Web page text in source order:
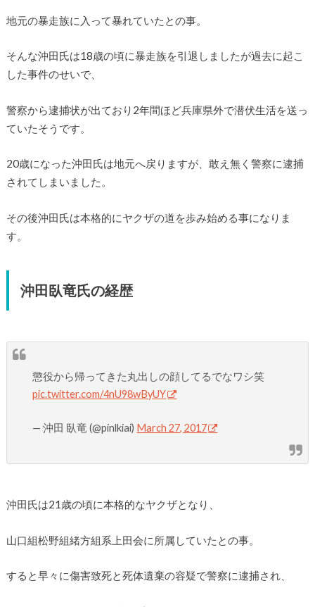
地元の暴走族に入って暴れていたとの事。
そんな沖田氏は18歳の頃に暴走族を引退しましたが過去に起こ
した事件のせいで、
警察から逮捕状が出ており2年間ほど兵庫県外で潜伏生活を送っ
ていたそうです。
20歳になった沖田氏は地元へ戻りますが、敢え無く警察に逮捕
されてしまいました。
その後沖田氏は本格的にヤクザの道を歩み始める事になりま
す。
沖田臥竜氏の経歴
懲役から帰ってきた丸出しの顔してるでなワシ笑
pic.twitter.com/4nU98wByUY
— 沖田 臥竜 (@pinlkiai) March 27, 2017
沖田氏は21歳の頃に本格的なヤクザとなり、
山口組松野組緒方組系上田会に所属していたとの事。
すると早々に傷害致死と死体遺棄の容疑で警察に逮捕され、